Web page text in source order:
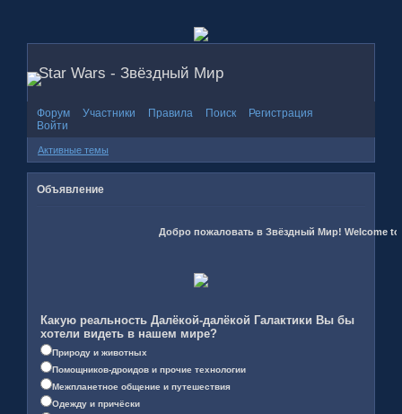
Star Wars - Звёздный Мир
Форум Участники Правила Поиск
Регистрация
Войти
Активные темы
Объявление
Добро пожаловать в Звёздный Мир! Welcome to
Какую реальность Далёкой-далёкой Галактики Вы бы
хотели видеть в нашем мире?
Природу и животных
Помощников-дроидов и прочие технологии
Межпланетное общение и путешествия
Одежду и причёски